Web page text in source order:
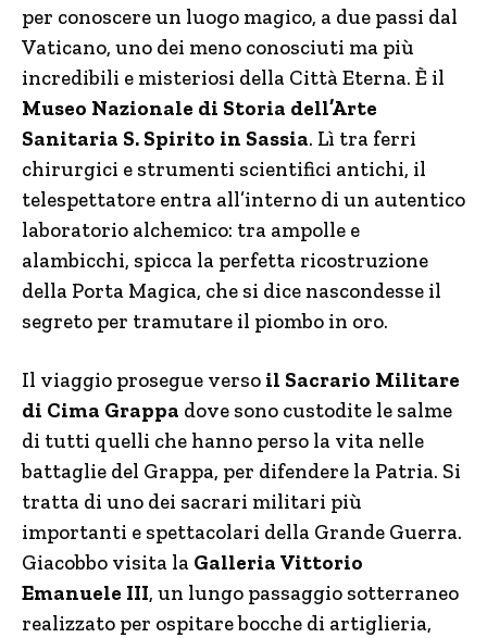
per conoscere un luogo magico, a due passi dal
Vaticano, uno dei meno conosciuti ma più
incredibili e misteriosi della Città Eterna. È il
Museo Nazionale di Storia dell’Arte
Sanitaria S. Spirito in Sassia. Lì tra ferri
chirurgici e strumenti scientifici antichi, il
telespettatore entra all’interno di un autentico
laboratorio alchemico: tra ampolle e
alambicchi, spicca la perfetta ricostruzione
della Porta Magica, che si dice nascondesse il
segreto per tramutare il piombo in oro.
Il viaggio prosegue verso il Sacrario Militare
di Cima Grappa dove sono custodite le salme
di tutti quelli che hanno perso la vita nelle
battaglie del Grappa, per difendere la Patria. Si
tratta di uno dei sacrari militari più
importanti e spettacolari della Grande Guerra.
Giacobbo visita la Galleria Vittorio
Emanuele III, un lungo passaggio sotterraneo
realizzato per ospitare bocche di artiglieria,